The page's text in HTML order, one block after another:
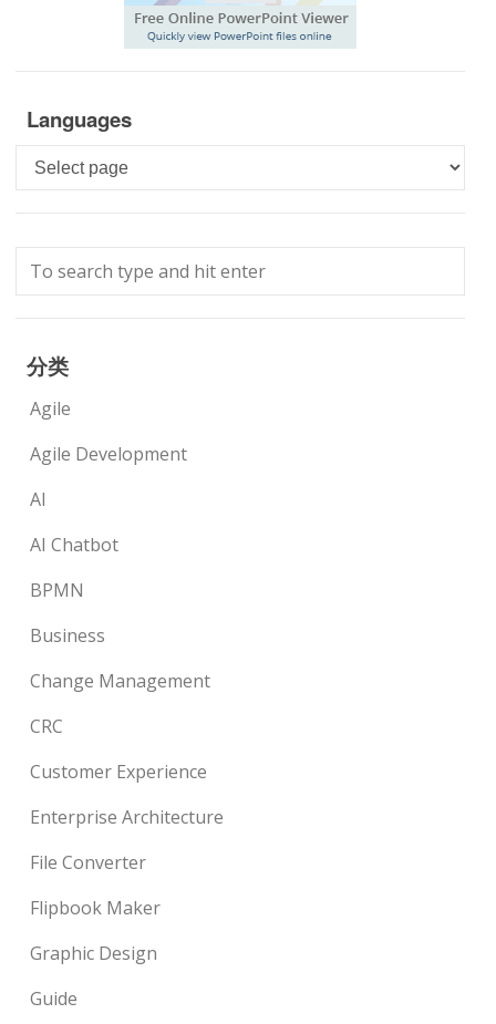
Languages
Languages
分类
Agile
Agile Development
AI
AI Chatbot
BPMN
Business
Change Management
CRC
Customer Experience
Enterprise Architecture
File Converter
Flipbook Maker
Graphic Design
Guide